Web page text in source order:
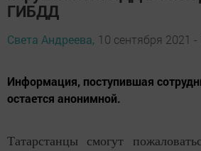
ГИБДД
Света Андреева, 10 сентября 2021 -
Информация, поступившая
остается анонимной.
Татарстанцы смогут